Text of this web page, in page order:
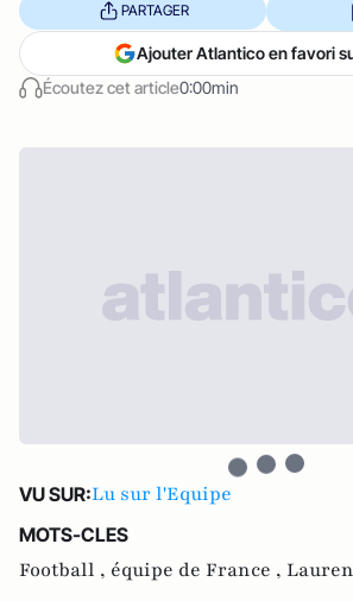
Écoutez cet article0:00min
PARTAGER
Ajouter Atlantico en favori
VU SUR:Lu sur l'Equipe
MOTS-CLES
Football , équipe de France ,